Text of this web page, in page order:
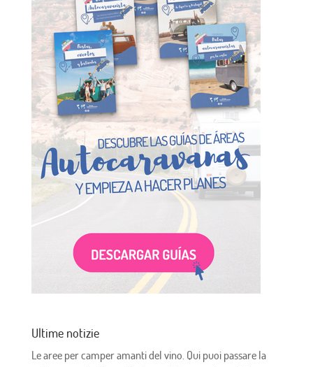
Ultime notizie
Le aree per camper amanti del vino. Qui puoi passare la